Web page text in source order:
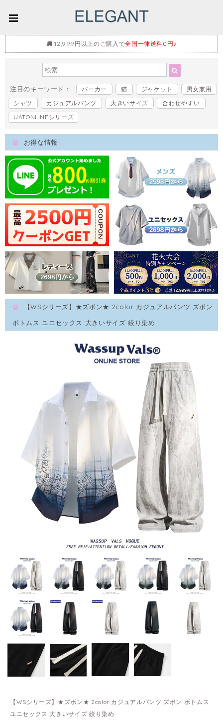
12,999円以上のご購入で全国一律送料0円♪
注目のキーワード： パーカー 猫 ジャケット
男女兼用
シャツ
カジュアルパンツ 大きいサイズ
合わせやすい
UATONLINEシリーズ
お得な情報
【WSシリーズ】★ズボン★ 2color カジュアルパンツ ズボン
ボトムス ユニセックス 大きいサイズ 絞り染め
【WSシリーズ】★ズボン★ 2color カジュアルパンツ ズボン ボトムス
ユニセックス 大きいサイズ 絞り染め